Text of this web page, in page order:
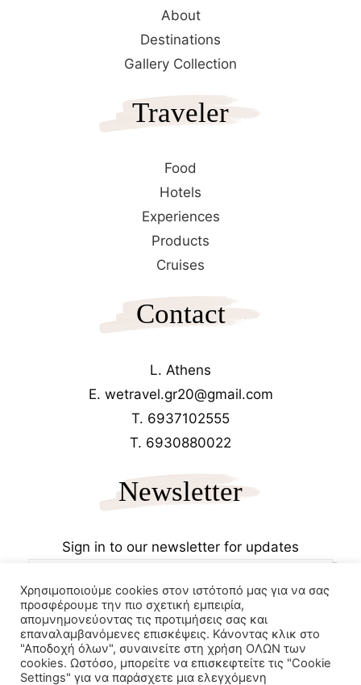
About
Destinations
Gallery Collection
Traveler
Food
Hotels
Experiences
Products
Cruises
Contact
L. Athens
E. wetravel.gr20@gmail.com
T. 6937102555
T. 6930880022
Newsletter
Sign in to our newsletter for updates
Copyrights 2025Wetravel.gr
Χρησιμοποιούμε cookies στον ιστότοπό μας για να σας
προσφέρουμε την πιο σχετική εμπειρία,
απομνημονεύοντας τις προτιμήσεις σας και
επαναλαμβανόμενες επισκέψεις. Κάνοντας κλικ στο
"Αποδοχή όλων", συναινείτε στη χρήση ΟΛΩΝ των
cookies. Ωστόσο, μπορείτε να επισκεφτείτε τις "Cookie
Settings" για να παράσχετε μια ελεγχόμενη